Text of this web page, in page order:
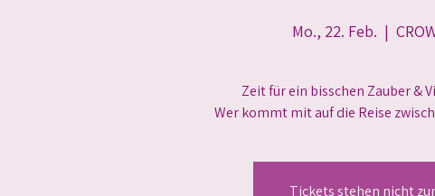
Mo., 22. Feb.
  |
Zeit für ein bisschen Zauber &
Wer kommt mit auf die Reise
Tickets stehen nicht